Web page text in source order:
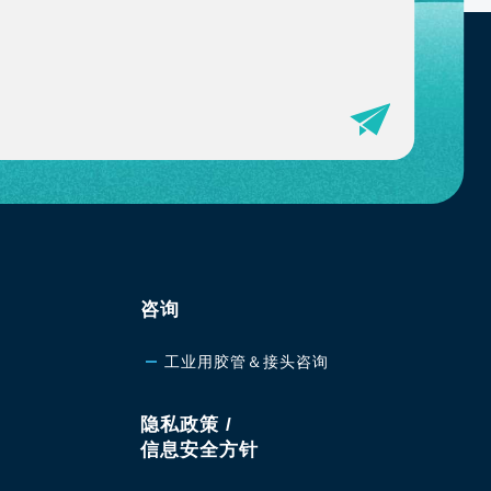
咨询
工业用胶管＆接头咨询
隐私政策 /
信息安全方针